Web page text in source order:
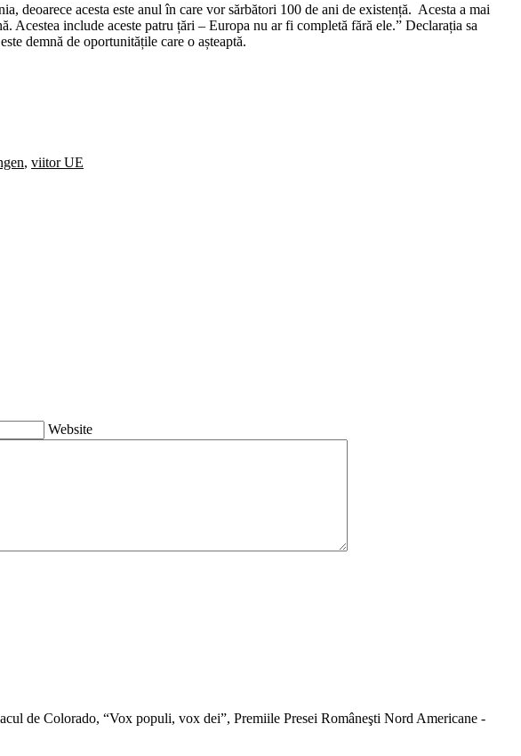
deoarece acesta este anul în care vor sărbători 100 de ani de existență. Acesta a mai
Acestea include aceste patru țări – Europa nu ar fi completă fără ele.” Declarația sa
demnă de oportunitățile care o așteaptă.
, viitor UE
Website
de Colorado, “Vox populi, vox dei”, Premiile Presei Româneşti Nord Americane -